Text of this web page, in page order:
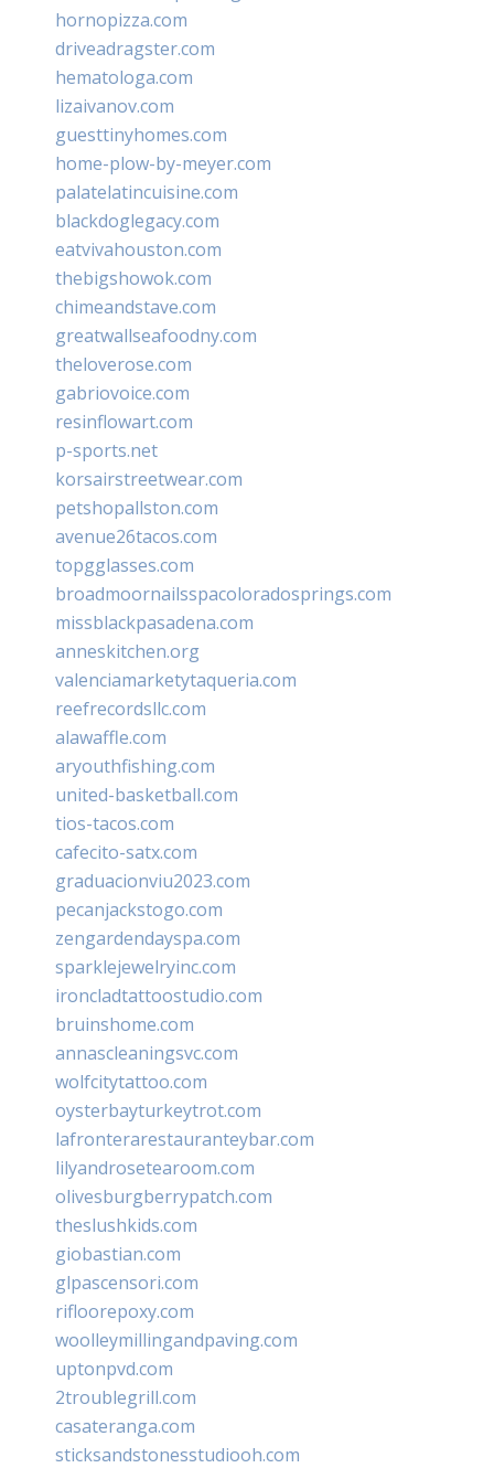
hornopizza.com
driveadragster.com
hematologa.com
lizaivanov.com
guesttinyhomes.com
home-plow-by-meyer.com
palatelatincuisine.com
blackdoglegacy.com
eatvivahouston.com
thebigshowok.com
chimeandstave.com
greatwallseafoodny.com
theloverose.com
gabriovoice.com
resinflowart.com
p-sports.net
korsairstreetwear.com
petshopallston.com
avenue26tacos.com
topgglasses.com
broadmoornailsspacoloradosprings.com
missblackpasadena.com
anneskitchen.org
valenciamarketytaqueria.com
reefrecordsllc.com
alawaffle.com
aryouthfishing.com
united-basketball.com
tios-tacos.com
cafecito-satx.com
graduacionviu2023.com
pecanjackstogo.com
zengardendayspa.com
sparklejewelryinc.com
ironcladtattoostudio.com
bruinshome.com
annascleaningsvc.com
wolfcitytattoo.com
oysterbayturkeytrot.com
lafronterarestauranteybar.com
lilyandrosetearoom.com
olivesburgberrypatch.com
theslushkids.com
giobastian.com
glpascensori.com
rifloorepoxy.com
woolleymillingandpaving.com
uptonpvd.com
2troublegrill.com
casateranga.com
sticksandstonesstudiooh.com